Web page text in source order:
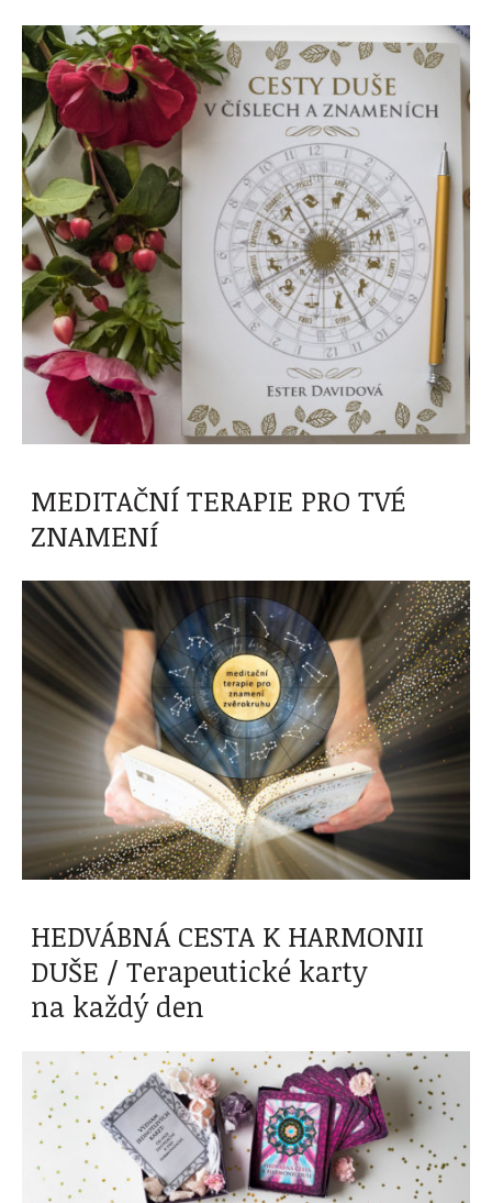
MEDITAČNÍ TERAPIE PRO TVÉ
ZNAMENÍ
HEDVÁBNÁ CESTA K HARMONII
DUŠE / Terapeutické karty
na každý den